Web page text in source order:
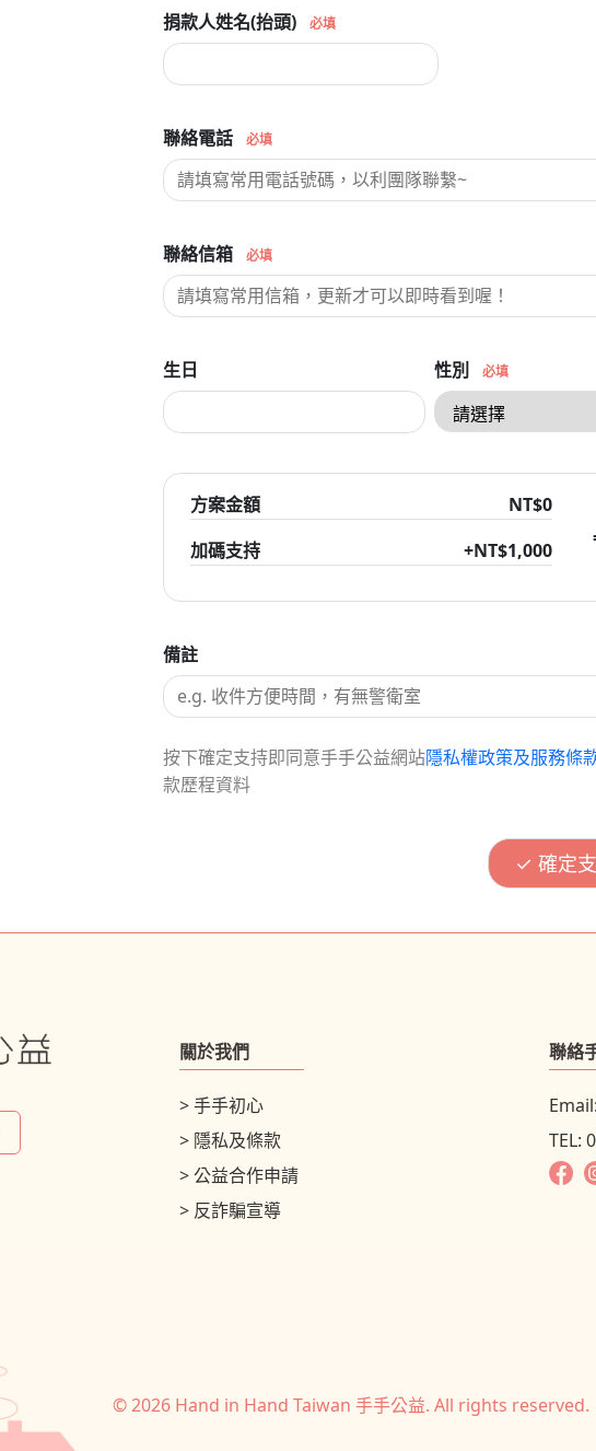
捐款人姓名(抬頭) 必填
聯絡電話 必填
聯絡信箱 必填
生日 性別 必填
方案金額
NT$0
加碼支持
+NT$1,000
備註
按下確定支持即同意手手公益網站隱私權政策及服務條
款歷程資料
關於我們
> 手手初心
> 隱私及條款
> 公益合作申請
> 反詐騙宣導
聯絡
TEL:
© 2026 Hand in Hand Taiwan 手手公益. All rights reserved.